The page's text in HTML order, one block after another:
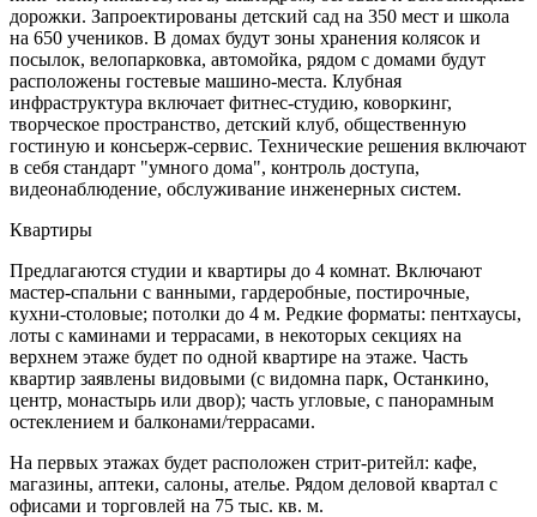
дорожки. Запроектированы детский сад на 350 мест и школа
на 650 учеников. В домах будут зоны хранения колясок и
посылок, велопарковка, автомойка, рядом с домами будут
расположены гостевые машино-места. Клубная
инфраструктура включает фитнес-студию, коворкинг,
творческое пространство, детский клуб, общественную
гостиную и консьерж-сервис. Технические решения включают
в себя стандарт "умного дома", контроль доступа,
видеонаблюдение, обслуживание инженерных систем.
Квартиры
Предлагаются студии и квартиры до 4 комнат. Включают
мастер-спальни с ванными, гардеробные, постирочные,
кухни-столовые; потолки до 4 м. Редкие форматы: пентхаусы,
лоты с каминами и террасами, в некоторых секциях на
верхнем этаже будет по одной квартире на этаже. Часть
квартир заявлены видовыми (с видомна парк, Останкино,
центр, монастырь или двор); часть угловые, с панорамным
остеклением и балконами/террасами.
На первых этажах будет расположен стрит-ритейл: кафе,
магазины, аптеки, салоны, ателье. Рядом деловой квартал с
офисами и торговлей на 75 тыс. кв. м.